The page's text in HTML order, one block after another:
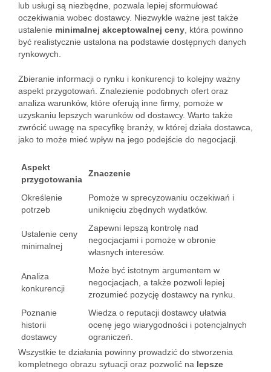
lub usługi są niezbędne, pozwala lepiej sformułować
oczekiwania wobec dostawcy. Niezwykle ważne jest także
ustalenie minimalnej akceptowalnej ceny , która powinno
być realistycznie ustalona na podstawie dostępnych danych
rynkowych.
Zbieranie informacji o rynku i konkurencji to kolejny ważny
aspekt przygotowań. Znalezienie podobnych ofert oraz
analiza warunków, które oferują inne firmy, pomoże w
uzyskaniu lepszych warunków od dostawcy. Warto także
zwrócić uwagę na specyfikę branży, w której działa dostawca,
jako to może mieć wpływ na jego podejście do negocjacji.
Aspekt
przygotowania
Znaczenie
Określenie
potrzeb
Pomoże w sprecyzowaniu oczekiwań i
uniknięciu zbędnych wydatków.
Ustalenie ceny
minimalnej
Zapewni lepszą kontrolę nad
negocjacjami i pomoże w obronie
własnych interesów.
Analiza
konkurencji
Może być istotnym argumentem w
negocjacjach, a także pozwoli lepiej
zrozumieć pozycję dostawcy na rynku.
Poznanie
historii
dostawcy
Wiedza o reputacji dostawcy ułatwia
ocenę jego wiarygodności i potencjalnych
ograniczeń.
Wszystkie te działania powinny prowadzić do stworzenia
kompletnego obrazu sytuacji oraz pozwolić na lepsze